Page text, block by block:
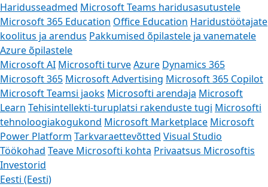
Haridusseadmed Microsoft Teams haridusasutustele
Microsoft 365 Education Office Education Haridustöötajate
koolitus ja arendus Pakkumised õpilastele ja vanematele
Azure õpilastele
Microsoft AI Microsofti turveAzure Dynamics 365
Microsoft 365 Microsoft Advertising Microsoft 365 Copilot
Microsoft Teamsi jaoks Microsofti arendaja Microsoft
Learn Tehisintellekti-turuplatsi rakenduste tugi Microsofti
tehnoloogiakogukond Microsoft Marketplace Microsoft
Power Platform Tarkvaraettevõtted Visual Studio
Töökohad Teave Microsofti kohta Privaatsus Microsoftis
Investorid
Eesti (Eesti)